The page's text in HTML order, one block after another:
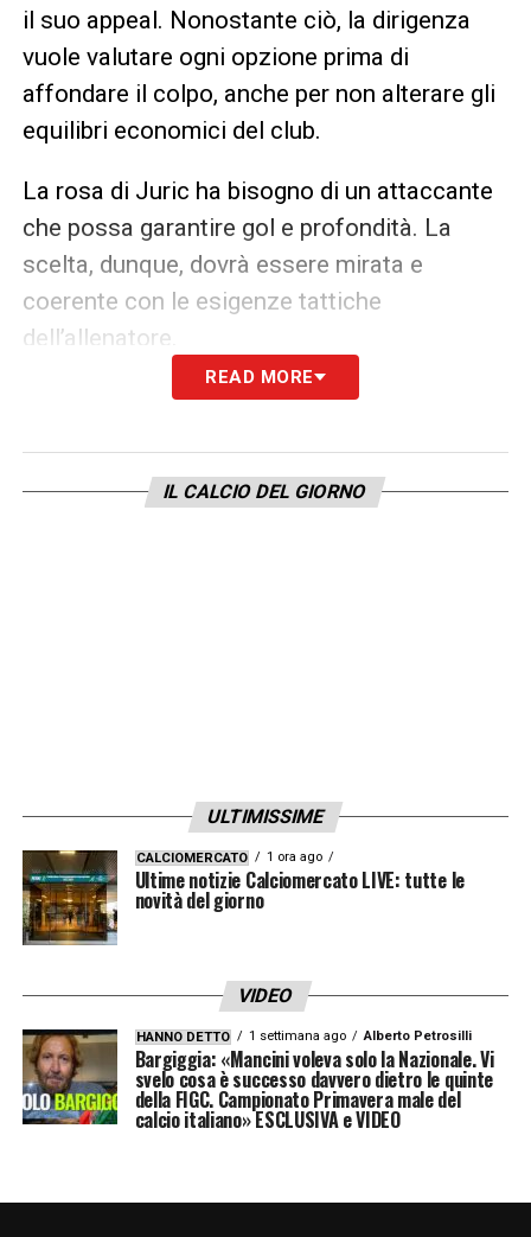
il suo appeal. Nonostante ciò, la dirigenza
vuole valutare ogni opzione prima di
affondare il colpo, anche per non alterare gli
equilibri economici del club.
La rosa di Juric ha bisogno di un attaccante
che possa garantire gol e profondità. La
scelta, dunque, dovrà essere mirata e
coerente con le esigenze tattiche
dell’allenatore.
Nel frattempo, non si escludono altri
l’attenzione resta alta sulla ricerca della
nuova punta. Ilcalciomercato Atalanta
un obiettivo concreto o se emergeranno
alternative più convincenti. Di certo, il
calciomercato Atalanta
entrato nel vivo, ma la caccia al nuovo
centravanti è ufficialmente aperta.
LA PLAYLIST DELLE NOSTRE TOP NEWS
READ MORE
IL CALCIO DEL GIORNO
ULTIMISSIME
CALCIOMERCATO 1 ora ago
Ultime notizie Calciomercato LIVE: tutte le
novità del giorno
VIDEO
HANNO DETTO 1 settimana ago Alberto Petrosilli
Bargiggia: «Mancini voleva solo la Nazionale. Vi
svelo cosa è successo davvero dietro le quinte
della FIGC. Campionato Primavera male del
calcio italiano» ESCLUSIVA e VIDEO